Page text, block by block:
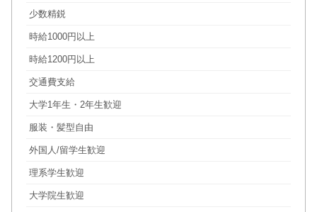
少数精鋭
時給1000円以上
時給1200円以上
交通費支給
大学1年生・2年生歓迎
服装・髪型自由
外国人/留学生歓迎
理系学生歓迎
大学院生歓迎